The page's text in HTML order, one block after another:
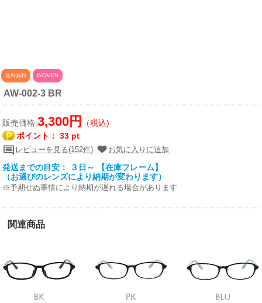
送料無料 WOMEN
AW-002-3 BR
販売価格3,300円
（税込)
ポイント：33 pt
レビューを見る(152件) お気に入りに追加
発送までの目安： ３日～ 【在庫フレーム】
（お選びのレンズにより納期が変わります）
※予期せぬ事情により納期が遅れる場合があります
関連商品